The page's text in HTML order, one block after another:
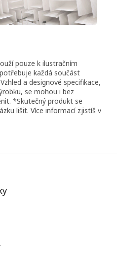
pouze k ilustračním
každá součást
a designové specifikace,
se mohou i bez
*Skutečný produkt se
lišit. Více informací zjistíš v